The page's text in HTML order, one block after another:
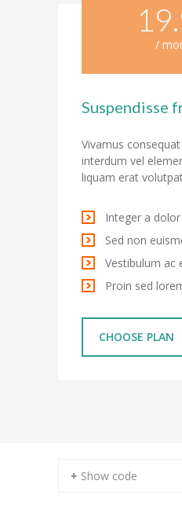
---- Betreuung bis
-- Unsere
-- Elternbriefe/
--
-- Förderverein
-- Schultextilien
-- Übergänge/
---- Kita/Grundschule
-- IServ Login
Kontakt
/
Suspendisse
Vivamus
interdum vel
liquam erat
Integer a
Sed non
Vestibulum ac
Proin sed
CHOOSE PLAN
+ Show code